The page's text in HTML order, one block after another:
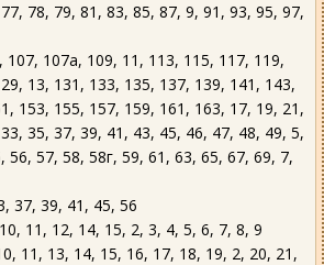
78, 79, 81, 83, 85, 87, 9, 91, 93, 95, 97,
107, 107а, 109, 11, 113, 115, 117, 119,
13, 131, 133, 135, 137, 139, 141, 143,
153, 155, 157, 159, 161, 163, 17, 19, 21,
35, 37, 39, 41, 43, 45, 46, 47, 48, 49, 5,
56, 57, 58, 58г, 59, 61, 63, 65, 67, 69, 7,
37, 39, 41, 45, 56
11, 12, 14, 15, 2, 3, 4, 5, 6, 7, 8, 9
11, 13, 14, 15, 16, 17, 18, 19, 2, 20, 21,